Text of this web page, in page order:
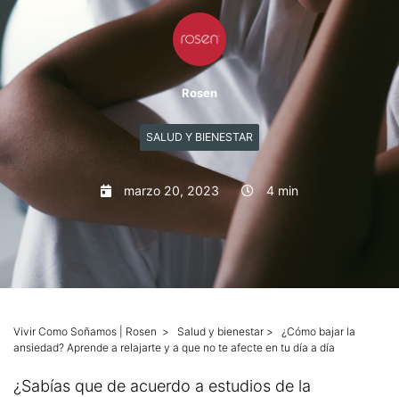
Mascotas
Columnas
Rosen
SALUD Y BIENESTAR
marzo 20, 2023 4 min
Vivir Como Soñamos | Rosen > Salud y bienestar > ¿Cómo bajar la
ansiedad? Aprende a relajarte y a que no te afecte en tu día a día
¿Sabías que de acuerdo a estudios de la